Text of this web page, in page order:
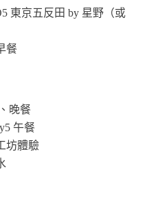
東京五反田 by 星野（或
餐
晚餐
午餐
坊體驗